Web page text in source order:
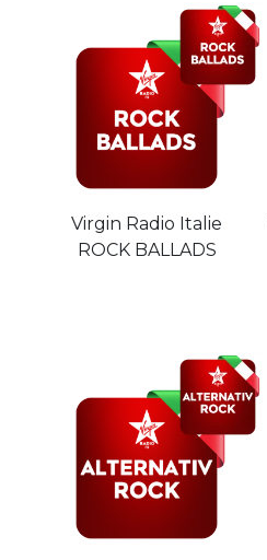
Virgin Radio Italie
ROCK BALLADS